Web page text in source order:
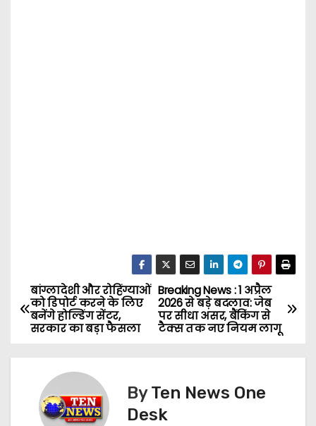
P
o
s
Breaking News : 1 अप्रैल
2026 से बड़े बदलाव: जेब
पर सीधा असर, बैंकिंग से
टैक्स तक नए नियम लागू
बांग्लादेशी और रोहिंग्याओं
को डिपोर्ट करने के लिए
बनेंगे होल्डिंग सेंटर,
सरकार का बड़ा फैसला
ByTen News One
Desk